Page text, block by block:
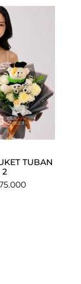
TUBAN
2